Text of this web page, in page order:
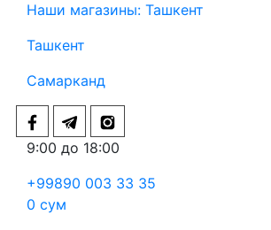
Наши магазины: Ташкент
Ташкент
Самарканд
9:00 до 18:00
+99890 003 33 35
0 сум